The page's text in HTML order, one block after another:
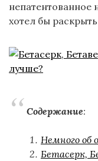
непатентованное
хотел бы
Содержание:
Немного об
Бетасерк,